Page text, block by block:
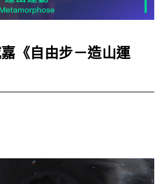
《自由步－造山運